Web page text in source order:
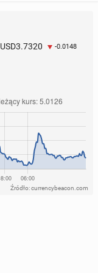
USD3.7320 -0.0148
Źródło: currencybeacon.com